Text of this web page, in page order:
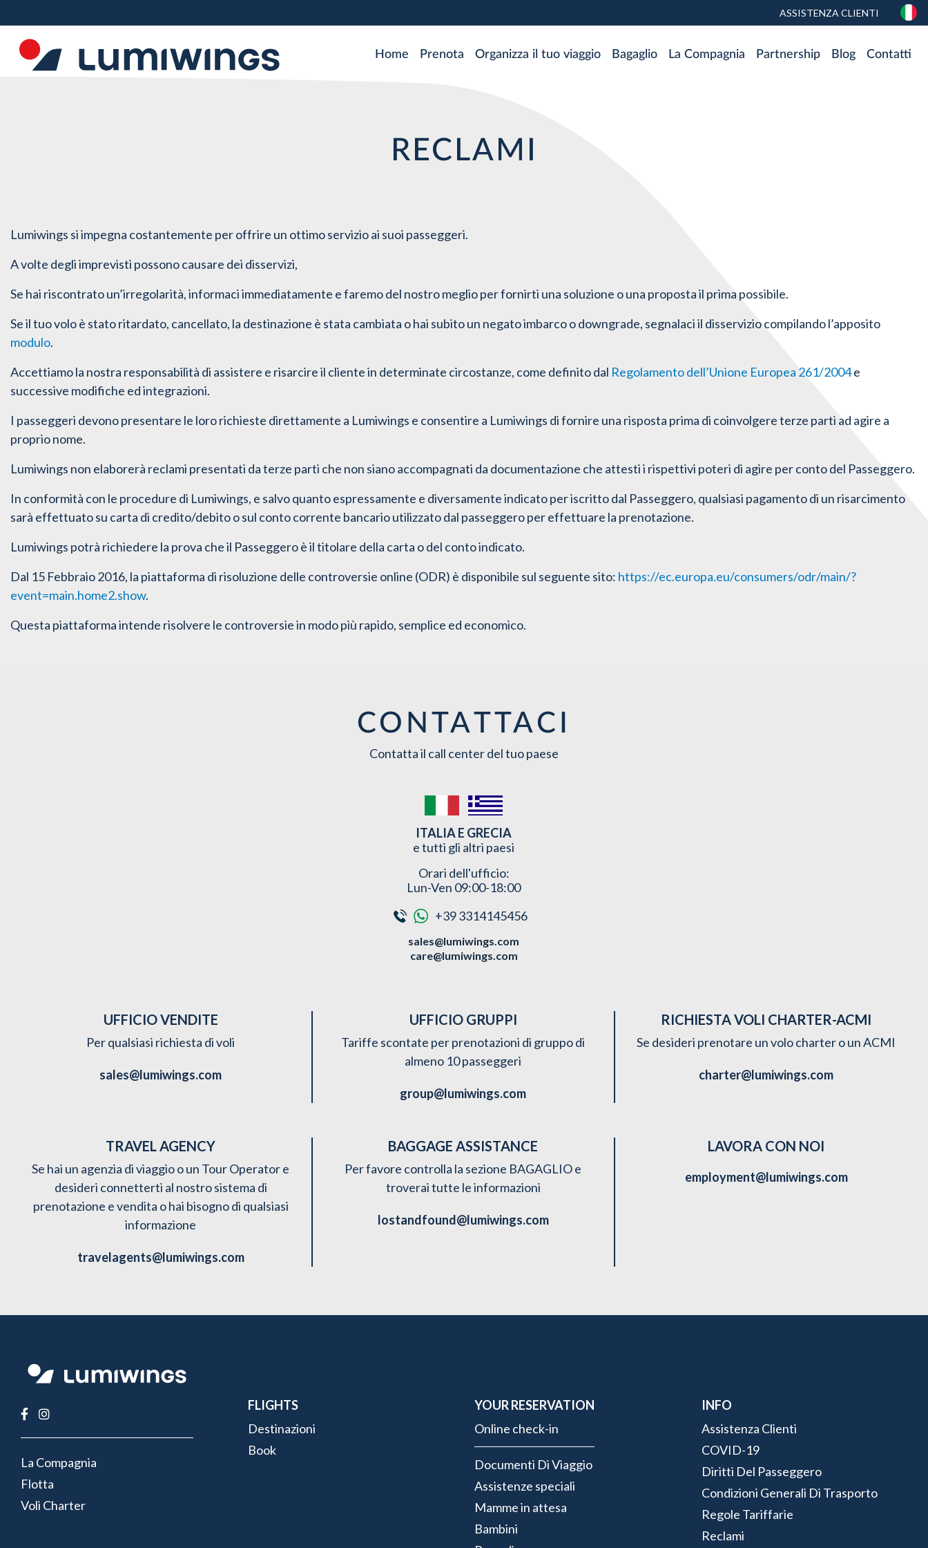
to
main
content
TOP
MENU
ASSISTENZA CLIENTI
MAIN
Home Prenota Organizza il tuo viaggio Bagaglio La Compagnia Partnership Blog Contatti
RECLAMI
Lumiwings si impegna costantemente per offrire un ottimo servizio ai suoi passeggeri.
A volte degli imprevisti possono causare dei disservizi,
Se hai riscontrato un’irregolarità, informaci immediatamente e faremo del nostro meglio per fornirti una soluzione o una proposta il prima possibile.
Se il tuo volo è stato ritardato, cancellato, la destinazione è stata cambiata o hai subito un negato imbarco o downgrade, segnalaci il disservizio compilando l’apposito
modulo.
Accettiamo la nostra responsabilità di assistere e risarcire il cliente in determinate circostanze, come definito dal Regolamento dell’Unione Europea 261/2004e
successive modifiche ed integrazioni.
I passeggeri devono presentare le loro richieste direttamente a Lumiwings e consentire a Lumiwings di fornire una risposta prima di coinvolgere terze parti ad agire a
proprio nome.
Lumiwings non elaborerà reclami presentati da terze parti che non siano accompagnati da documentazione che attesti i rispettivi poteri di agire per conto del Passeggero.
In conformità con le procedure di Lumiwings, e salvo quanto espressamente e diversamente indicato per iscritto dal Passeggero, qualsiasi pagamento di un risarcimento
sarà effettuato su carta di credito/debito o sul conto corrente bancario utilizzato dal passeggero per effettuare la prenotazione.
Lumiwings potrà richiedere la prova che il Passeggero è il titolare della carta o del conto indicato.
Dal 15 Febbraio 2016, la piattaforma di risoluzione delle controversie online (ODR) è disponibile sul seguente sito: https://ec.europa.eu/consumers/odr/main/?
event=main.home2.show.
Questa piattaforma intende risolvere le controversie in modo più rapido, semplice ed economico.
CONTATTACI
Contatta il call center del tuo paese
ITALIA E GRECIA
e tutti gli altri paesi
Orari dell'ufficio:
Lun-Ven 09:00-18:00
+39 3314145456
sales@lumiwings.com
care@lumiwings.com
UFFICIO VENDITE
Per qualsiasi richiesta di voli
sales@lumiwings.com
UFFICIO GRUPPI
Tariffe scontate per prenotazioni di gruppo di
almeno 10 passeggeri
group@lumiwings.com
RICHIESTA VOLI CHARTER-ACMI
Se desideri prenotare un volo charter o un ACMI
charter@lumiwings.com
TRAVEL AGENCY
Se hai un agenzia di viaggio o un Tour Operator e
desideri connetterti al nostro sistema di
prenotazione e vendita o hai bisogno di qualsiasi
informazione
travelagents@lumiwings.com
BAGGAGE ASSISTANCE
Per favore controlla la sezione BAGAGLIO e
troverai tutte le informazioni
lostandfound@lumiwings.com
LAVORA CON NOI
employment@lumiwings.com
FOOTER
La Compagnia
Flotta
Voli Charter
FLIGHTS
Destinazioni
Book
YOUR RESERVATION
Online check-in
Documenti Di Viaggio
Assistenze speciali
Mamme in attesa
Bambini
INFO
Assistenza Clienti
COVID-19
Diritti Del Passeggero
Condizioni Generali Di Trasporto
Regole Tariffarie
Reclami